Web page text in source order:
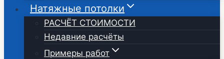
Натяжные потолки
РАСЧЁТ СТОИМОСТИ
Недавние расчёты
Примеры работ